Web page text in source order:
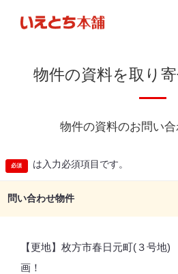
物件の資料を取り寄
物件の資料のお問い
は入力必須項目です。
問い合わせ物件
【更地】枚方市春日元町(３号地
画！